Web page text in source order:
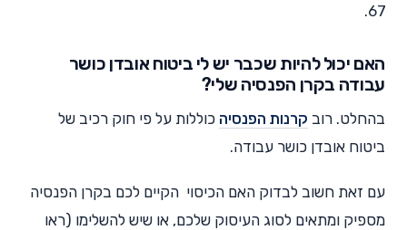
67.
האם יכול להיות שכבר יש לי ביטוח אובדן כושר
עבודה בקרן הפנסיה שלי?
בהחלט. רוב קרנות הפנסיה כוללות על פי חוק רכיב של
ביטוח אובדן כושר עבודה.
עם זאת חשוב לבדוק האם הכיסוי הקיים לכם בקרן הפנסיה
מספיק ומתאים לסוג העיסוק שלכם, או שיש להשלימו (ראו